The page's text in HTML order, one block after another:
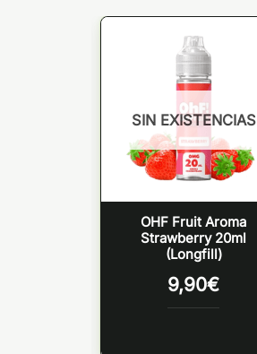
SIN EXISTENCIAS
OHF Fruit Aroma
Strawberry 20ml
(Longfill)
9,90€